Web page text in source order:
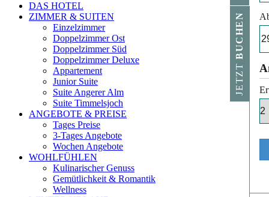
DAS HOTEL
ZIMMER & SUITEN
Einzelzimmer
Doppelzimmer Ost
Doppelzimmer Süd
Doppelzimmer Deluxe
Appartement
Junior Suite
Suite Angerer Alm
Suite Timmelsjoch
ANGEBOTE & PREISE
Tages Preise
3-Tages Angebote
Wochen Angebote
WOHLFÜHLEN
Kulinarischer Genuss
Gemütlichkeit & Romantik
Wellness
JETZT
BUCHEN